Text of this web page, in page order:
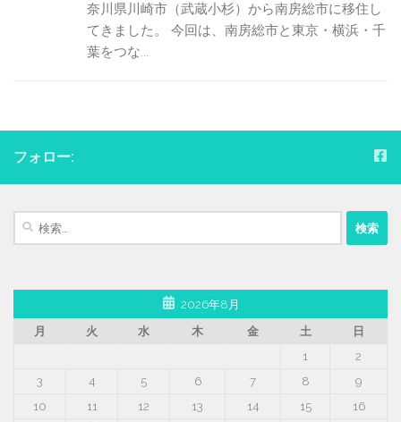
奈川県川崎市（武蔵小杉）から南房総市に移住し
てきました。 今回は、南房総市と東京・横浜・千
葉をつな...
フォロー:
検
2026年8月
月
火 水 木 金 土
日
1
2
3
4 5 6 7 8
9
10
11 12 13 14 15
16